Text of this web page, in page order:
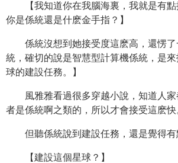
【我知道你在我腦海裏，我就是有
你是係統還是什麽金手指？】
係統沒想到她接受度這麽高，還愣
統，確切的說是智慧型計算機係統，是
球的建設任務。】
風雅雅看過很多穿越小說，知道人
者是係統啊之類的，所以才會接受這麽快
但聽係統說到建設任務，還是覺得有
【建設這個星球？】